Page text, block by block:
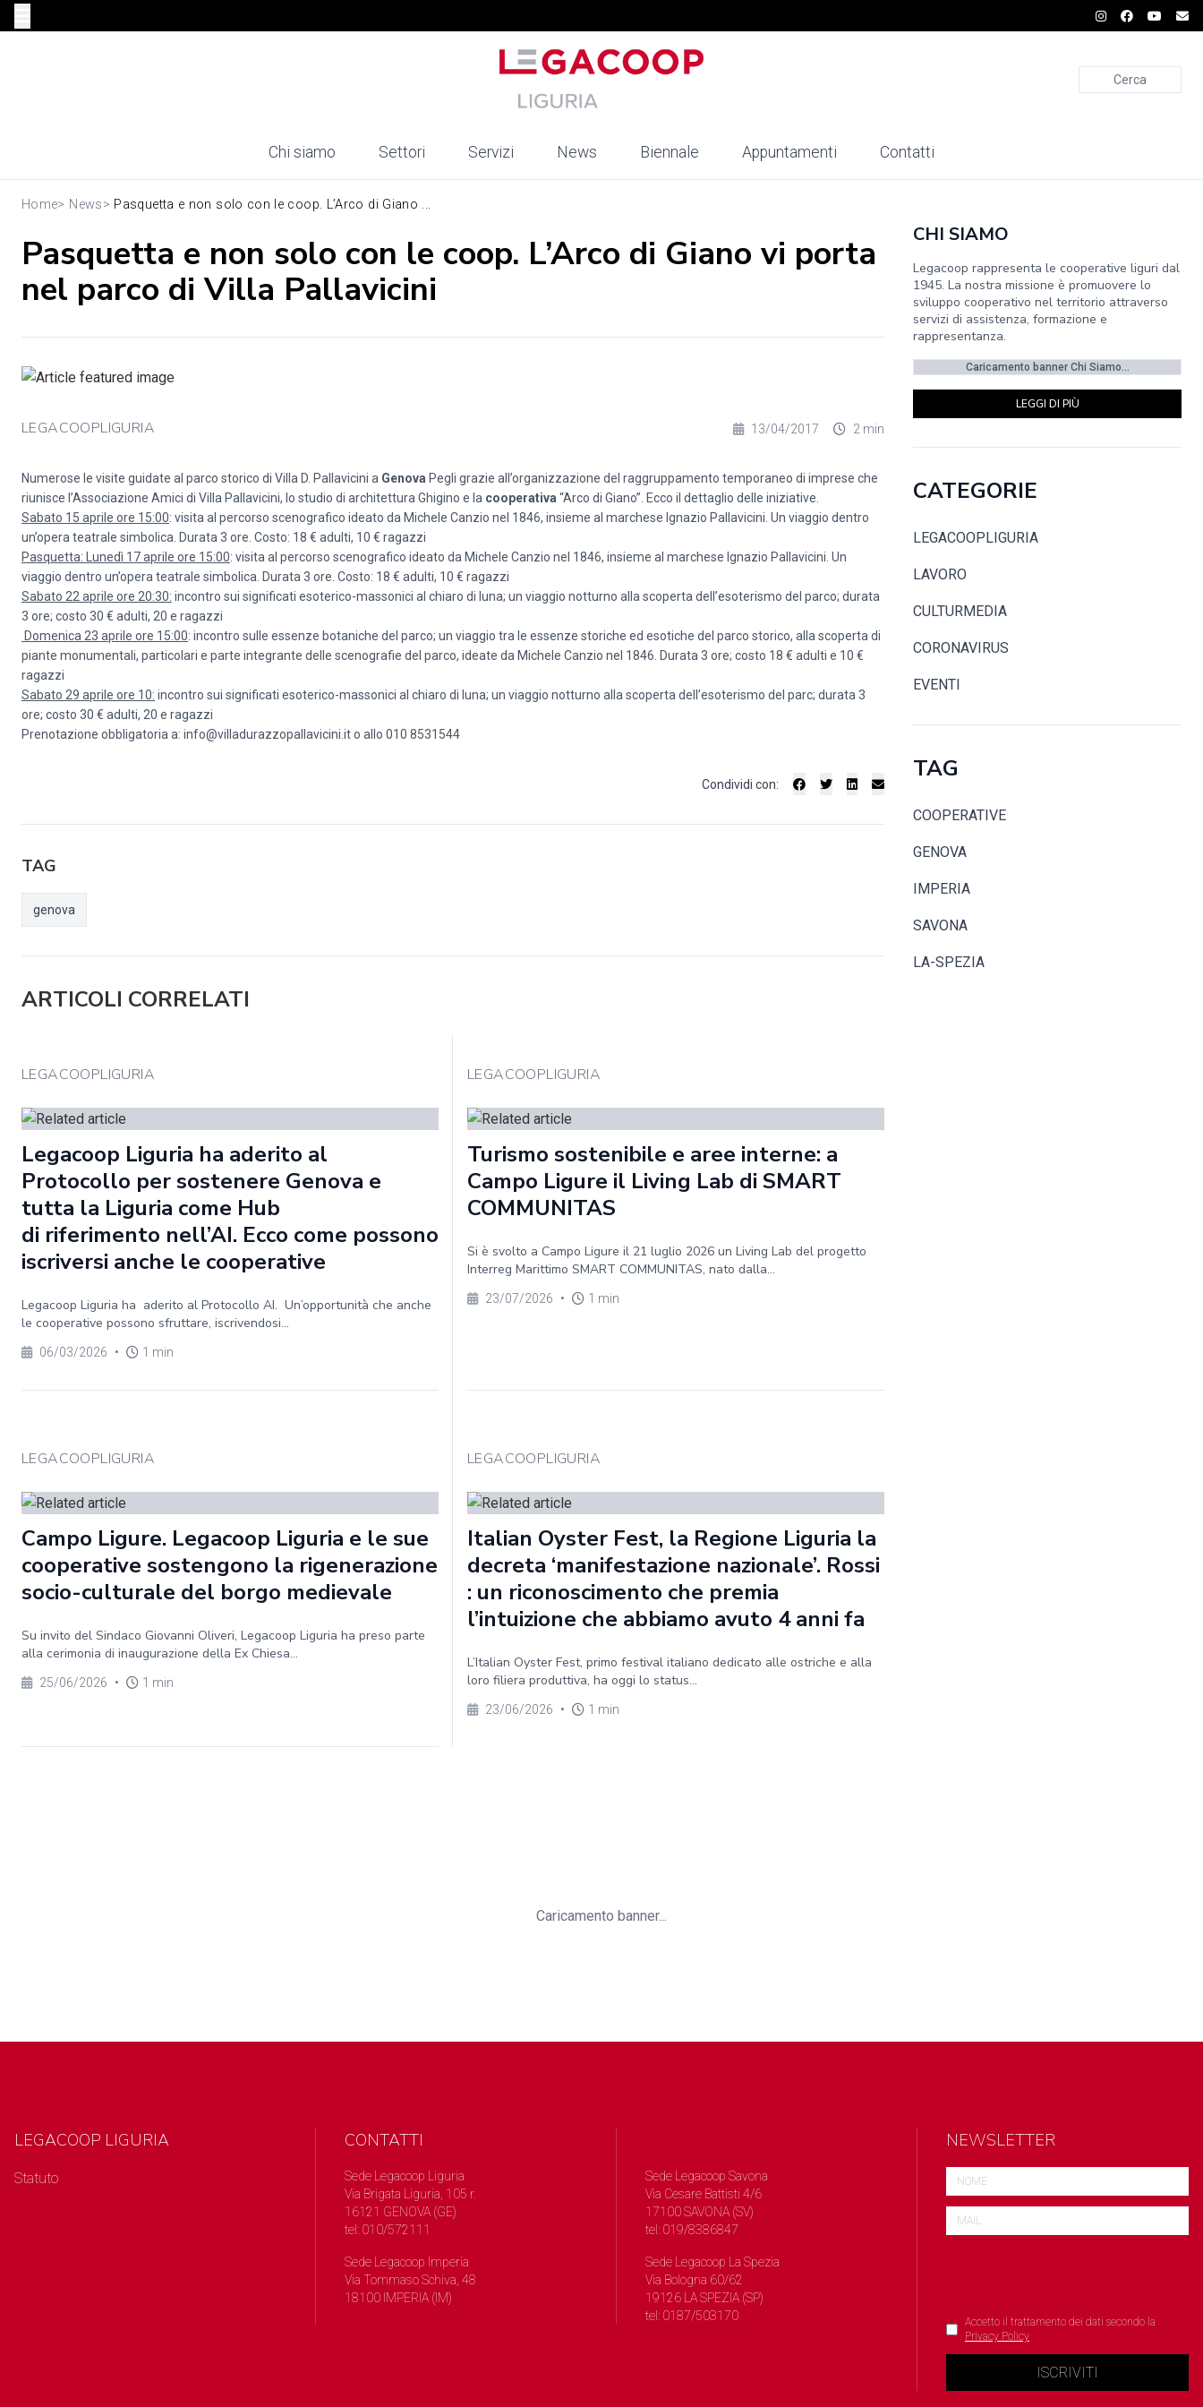
Cerca
Chi siamo Settori Servizi News Biennale Appuntamenti Contatti
Home> News> Pasquetta e non solo con le coop. L’Arco di Giano ...
Pasquetta e non solo con le coop. L’Arco di Giano vi porta
nel parco di Villa Pallavicini
LEGACOOPLIGURIA 13/04/2017 2 min
Numerose le visite guidate al parco storico di Villa D. Pallavicini a Genova Pegli grazie all’organizzazione del raggruppamento temporaneo di imprese che
riunisce l’Associazione Amici di Villa Pallavicini, lo studio di architettura Ghigino e la cooperativa “Arco di Giano”. Ecco il dettaglio delle iniziative.
Sabato 15 aprile ore 15:00: visita al percorso scenografico ideato da Michele Canzio nel 1846, insieme al marchese Ignazio Pallavicini. Un viaggio dentro
un’opera teatrale simbolica. Durata 3 ore. Costo: 18 € adulti, 10 € ragazzi
Pasquetta: Lunedì 17 aprile ore 15:00: visita al percorso scenografico ideato da Michele Canzio nel 1846, insieme al marchese Ignazio Pallavicini. Un
viaggio dentro un’opera teatrale simbolica. Durata 3 ore. Costo: 18 € adulti, 10 € ragazzi
Sabato 22 aprile ore 20:30: incontro sui significati esoterico-massonici al chiaro di luna; un viaggio notturno alla scoperta dell’esoterismo del parco; durata
3 ore; costo 30 € adulti, 20 e ragazzi
Domenica 23 aprile ore 15:00: incontro sulle essenze botaniche del parco; un viaggio tra le essenze storiche ed esotiche del parco storico, alla scoperta di
piante monumentali, particolari e parte integrante delle scenografie del parco, ideate da Michele Canzio nel 1846. Durata 3 ore; costo 18 € adulti e 10 €
ragazzi
Sabato 29 aprile ore 10: incontro sui significati esoterico-massonici al chiaro di luna; un viaggio notturno alla scoperta dell’esoterismo del parc; durata 3
ore; costo 30 € adulti, 20 e ragazzi
Prenotazione obbligatoria a: info@villadurazzopallavicini.ito allo 010 8531544
Condividi con:
TAG
genova
ARTICOLI CORRELATI
LEGACOOPLIGURIA
Legacoop Liguria ha aderito al
Protocollo per sostenere Genova e
tutta la Liguria come Hub
di riferimento nell’AI. Ecco come possono
iscriversi anche le cooperative
Legacoop Liguria ha aderito al Protocollo AI. Un’opportunità che anche
le cooperative possono sfruttare, iscrivendosi...
06/03/2026 • 1 min
LEGACOOPLIGURIA
Turismo sostenibile e aree interne: a
Campo Ligure il Living Lab di SMART
COMMUNITAS
Si è svolto a Campo Ligure il 21 luglio 2026 un Living Lab del progetto
Interreg Marittimo SMART COMMUNITAS, nato dalla...
23/07/2026 • 1 min
LEGACOOPLIGURIA
Campo Ligure. Legacoop Liguria e le sue
cooperative sostengono la rigenerazione
socio-culturale del borgo medievale
Su invito del Sindaco Giovanni Oliveri, Legacoop Liguria ha preso parte
alla cerimonia di inaugurazione della Ex Chiesa...
25/06/2026 • 1 min
LEGACOOPLIGURIA
Italian Oyster Fest, la Regione Liguria la
decreta ‘manifestazione nazionale’. Rossi
: un riconoscimento che premia
l’intuizione che abbiamo avuto 4 anni fa
L’Italian Oyster Fest, primo festival italiano dedicato alle ostriche e alla
loro filiera produttiva, ha oggi lo status...
23/06/2026 • 1 min
CHI SIAMO
Legacoop rappresenta le cooperative liguri dal
1945. La nostra missione è promuovere lo
sviluppo cooperativo nel territorio attraverso
servizi di assistenza, formazione e
rappresentanza.
Caricamento banner Chi Siamo...
LEGGI DI PIÙ
CATEGORIE
LEGACOOPLIGURIA
LAVORO
CULTURMEDIA
CORONAVIRUS
EVENTI
TAG
COOPERATIVE
GENOVA
IMPERIA
SAVONA
LA-SPEZIA
Caricamento banner...
LEGACOOP LIGURIA
Statuto
CONTATTI
Sede Legacoop Liguria
Via Brigata Liguria, 105 r.
16121 GENOVA (GE)
tel: 010/572111
Sede Legacoop Imperia
Via Tommaso Schiva, 48
18100 IMPERIA (IM)
Sede Legacoop Savona
Via Cesare Battisti 4/6
17100 SAVONA (SV)
tel: 019/8386847
Sede Legacoop La Spezia
Via Bologna 60/62
19126 LA SPEZIA (SP)
tel: 0187/503170
NEWSLETTER
Accetto il trattamento dei dati secondo la
Privacy Policy
ISCRIVITI